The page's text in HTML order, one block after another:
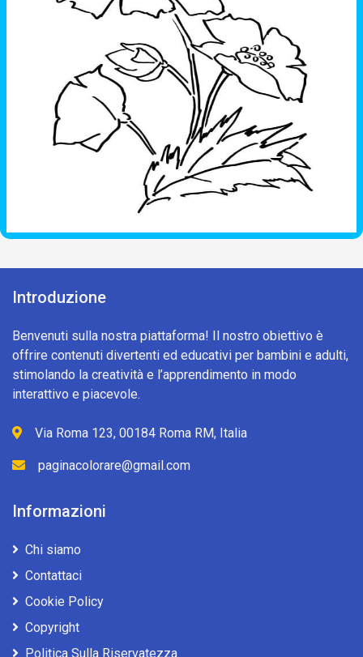
Introduzione
Benvenuti sulla nostra piattaforma! Il nostro obiettivo è
offrire contenuti divertenti ed educativi per bambini e adulti,
stimolando la creatività e l’apprendimento in modo
interattivo e piacevole.
Via Roma 123, 00184 Roma RM, Italia
paginacolorare@gmail.com
Informazioni
Chi siamo
Contattaci
Cookie Policy
Copyright
Politica Sulla Riservatezza